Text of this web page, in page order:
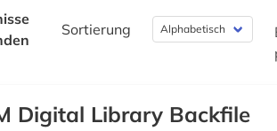
Sortierung
Digital Library Backfile